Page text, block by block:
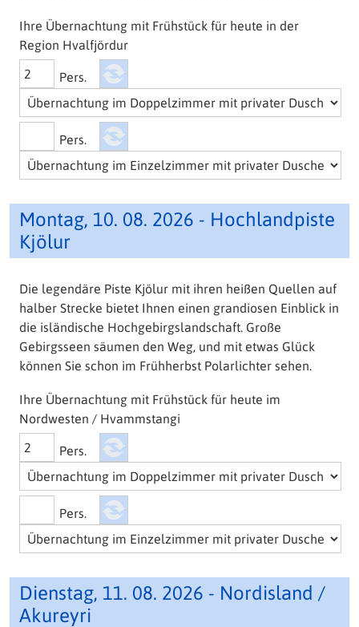
Ihre Übernachtung mit Frühstück für heute in der
Region Hvalfjördur
Pers.
Pers.
Montag, 10. 08. 2026 - Hochlandpiste
Kjölur
Die legendäre Piste Kjölur mit ihren heißen Quellen auf
halber Strecke bietet Ihnen einen grandiosen Einblick in
die isländische Hochgebirgslandschaft. Große
Gebirgsseen säumen den Weg, und mit etwas Glück
können Sie schon im Frühherbst Polarlichter sehen.
Ihre Übernachtung mit Frühstück für heute im
Nordwesten / Hvammstangi
Pers.
Pers.
Dienstag, 11. 08. 2026 - Nordisland /
Akureyri